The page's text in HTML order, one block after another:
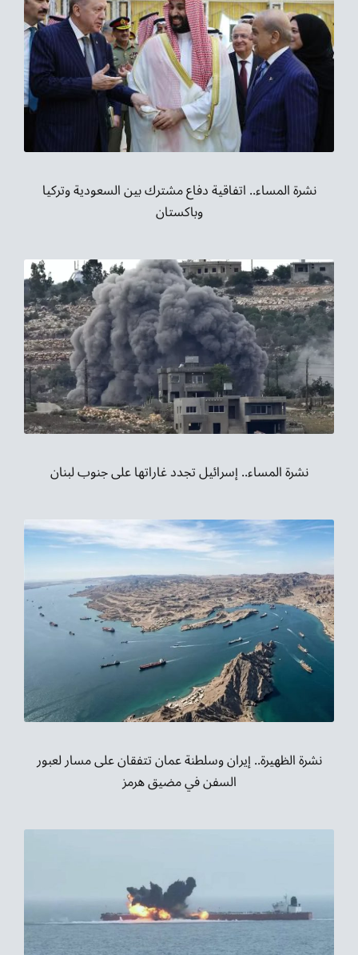
نشرة المساء.. اتفاقية دفاع مشترك بين السعودية وتركيا
وباكستان
نشرة المساء.. إسرائيل تجدد غاراتها على جنوب لبنان
نشرة الظهيرة.. إيران وسلطنة عمان تتفقان على مسار لعبور
السفن في مضيق هرمز